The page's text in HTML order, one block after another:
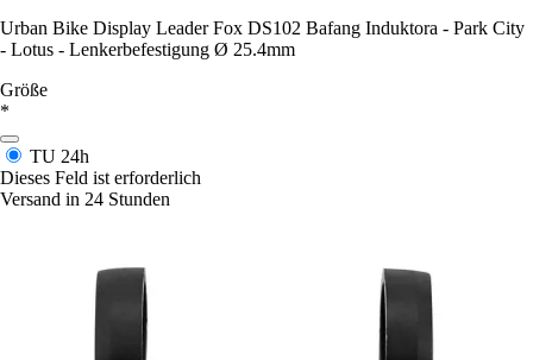
Urban Bike Display Leader Fox DS102 Bafang Induktora - Park City
- Lotus - Lenkerbefestigung Ø 25.4mm
Größe
*
TU 24h
Dieses Feld ist erforderlich
Versand in 24 Stunden